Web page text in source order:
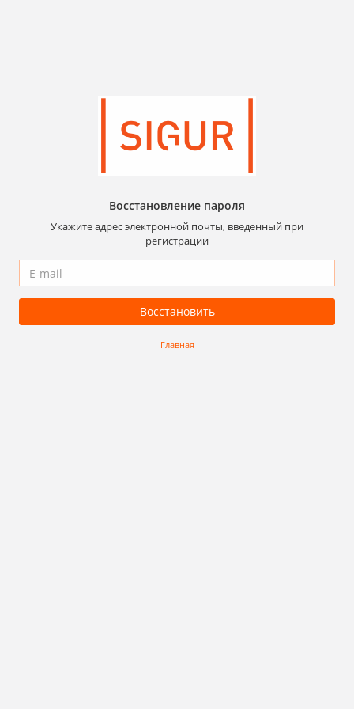
Восстановление пароля
Укажите адрес электронной почты, введенный при
регистрации
Восстановить
Главная